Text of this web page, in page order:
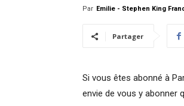
Par Emilie - Stephen King
Partager
Si vous êtes abonné à
envie de vous y abonner